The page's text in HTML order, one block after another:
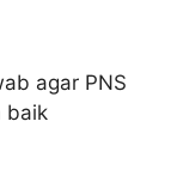
agar PNS
baik